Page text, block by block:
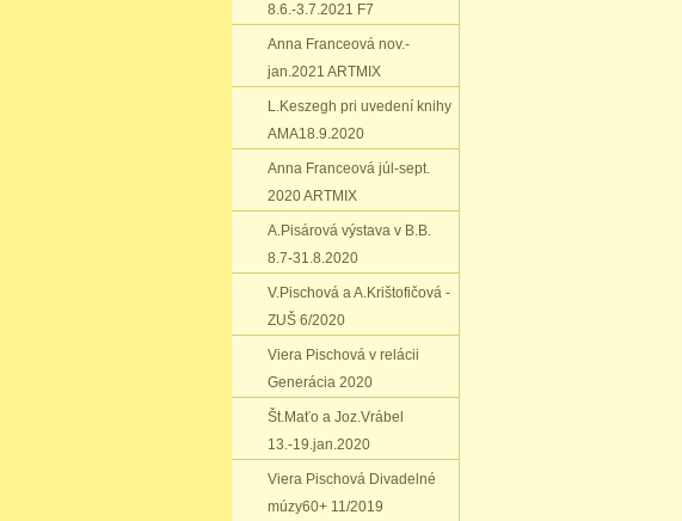
8.6.-3.7.2021 F7
Anna Franceová nov.-
jan.2021 ARTMIX
L.Keszegh pri uvedení knihy
AMA18.9.2020
Anna Franceová júl-sept.
2020 ARTMIX
A.Pisárová výstava v B.B.
8.7-31.8.2020
V.Pischová a A.Krištofičová -
ZUŠ 6/2020
Viera Pischová v relácii
Generácia 2020
Št.Maťo a Joz.Vrábel
13.-19.jan.2020
Viera Pischová Divadelné
múzy60+ 11/2019